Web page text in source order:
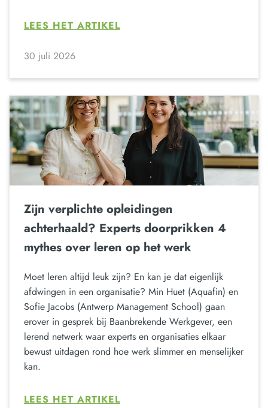
LEES HET ARTIKEL
30 juli 2026
Zijn verplichte opleidingen
achterhaald? Experts doorprikken 4
mythes over leren op het werk
Moet leren altijd leuk zijn? En kan je dat eigenlijk
afdwingen in een organisatie? Min Huet (Aquafin) en
Sofie Jacobs (Antwerp Management School) gaan
erover in gesprek bij Baanbrekende Werkgever, een
lerend netwerk waar experts en organisaties elkaar
bewust uitdagen rond hoe werk slimmer en menselijker
kan.
LEES HET ARTIKEL